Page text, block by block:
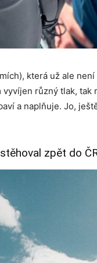
která už ale
různý tlak, tak
a naplňuje. Jo,
zpět do